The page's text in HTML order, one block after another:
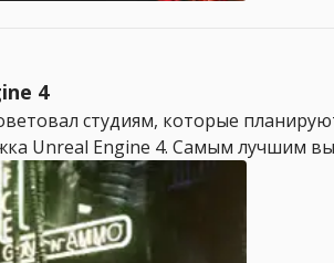
4
студиям, которые
Unreal Engine 4. Самым лучшим